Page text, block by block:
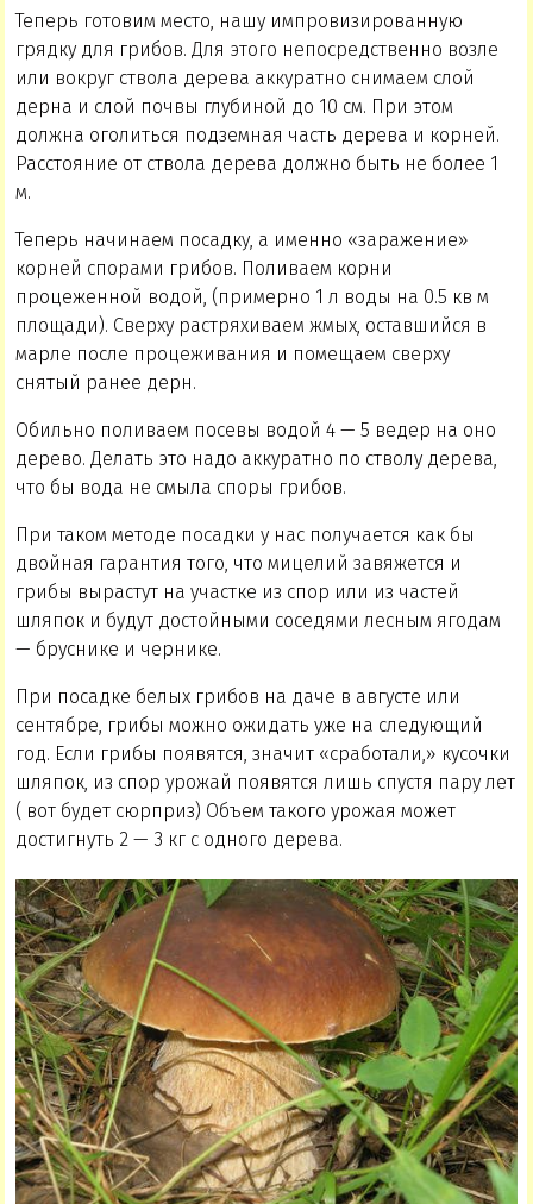
Теперь готовим место, нашу импровизированную
грядку для грибов. Для этого непосредственно возле
или вокруг ствола дерева аккуратно снимаем слой
дерна и слой почвы глубиной до 10 см. При этом
должна оголиться подземная часть дерева и корней.
Расстояние от ствола дерева должно быть не более 1
м.
Теперь начинаем посадку, а именно «заражение»
корней спорами грибов. Поливаем корни
процеженной водой, (примерно 1 л воды на 0.5 кв м
площади). Сверху растряхиваем жмых, оставшийся в
марле после процеживания и помещаем сверху
снятый ранее дерн.
Обильно поливаем посевы водой 4 — 5 ведер на оно
дерево. Делать это надо аккуратно по стволу дерева,
что бы вода не смыла споры грибов.
При таком методе посадки у нас получается как бы
двойная гарантия того, что мицелий завяжется и
грибы вырастут на участке из спор или из частей
шляпок и будут достойными соседями лесным ягодам
— бруснике и чернике.
При посадке белых грибов на даче в августе или
сентябре, грибы можно ожидать уже на следующий
год. Если грибы появятся, значит «сработали,» кусочки
шляпок, из спор урожай появятся лишь спустя пару лет
( вот будет сюрприз) Объем такого урожая может
достигнуть 2 — 3 кг с одного дерева.